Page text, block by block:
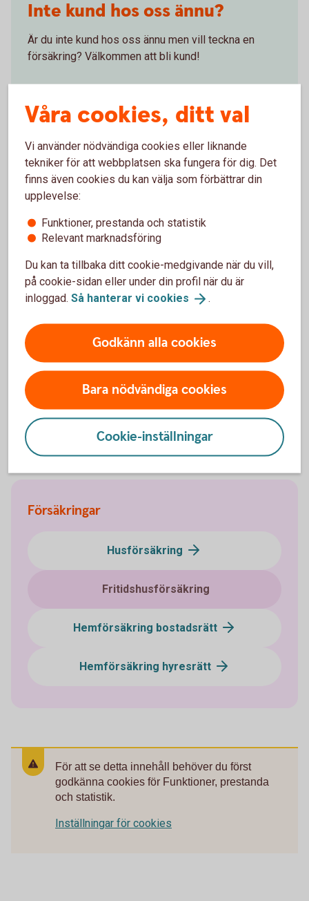
Inte kund hos oss ännu?
Är du inte kund hos oss ännu men vill teckna en
försäkring? Välkommen att bli kund!
Skaffa Fritidshusförsäkring
Via internetbanken
Logga in, få ett försäkringsförslag och teckna din
försäkring
Skaffaförsäkringen
Via telefon
Direkt kontakt med våra specialister på försäkring.
Ring 0771-22 11 22
Kundtjänst
Försäkringar
Husförsäkring
Fritidshusförsäkring
Hemförsäkring bostadsrätt
Hemförsäkring hyresrätt
För att se detta innehåll behöver du först
godkänna cookies för Funktioner, prestanda
och statistik.
Inställningar för cookies
Våra cookies, ditt val
Vi använder nödvändiga cookies eller liknande
tekniker för att webbplatsen ska fungera för dig. Det
finns även cookies du kan välja som förbättrar din
upplevelse:
Funktioner, prestanda och statistik
Relevant marknadsföring
Du kan ta tillbaka ditt cookie-medgivande när du vill,
på cookie-sidan eller under din profil när du är
inloggad. Så hanterar vi cookies .
Godkänn alla cookies
Bara nödvändiga cookies
Cookie-inställningar